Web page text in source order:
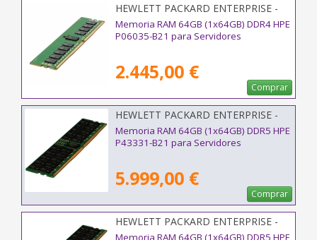
HEWLETT PACKARD ENTERPRISE -
P06035-B21
Memoria RAM 64GB (1x64GB) DDR4 HPE
P06035-B21 para Servidores
2.445,00 €
Comprar
HEWLETT PACKARD ENTERPRISE -
P43331-B21
Memoria RAM 64GB (1x64GB) DDR5 HPE
P43331-B21 para Servidores
5.999,00 €
Comprar
HEWLETT PACKARD ENTERPRISE -
P50312-B21
Memoria RAM 64GB (1x64GB) DDR5 HPE